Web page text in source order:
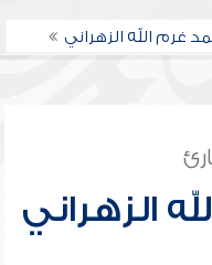
غرم الله الزهراني
الزهراني